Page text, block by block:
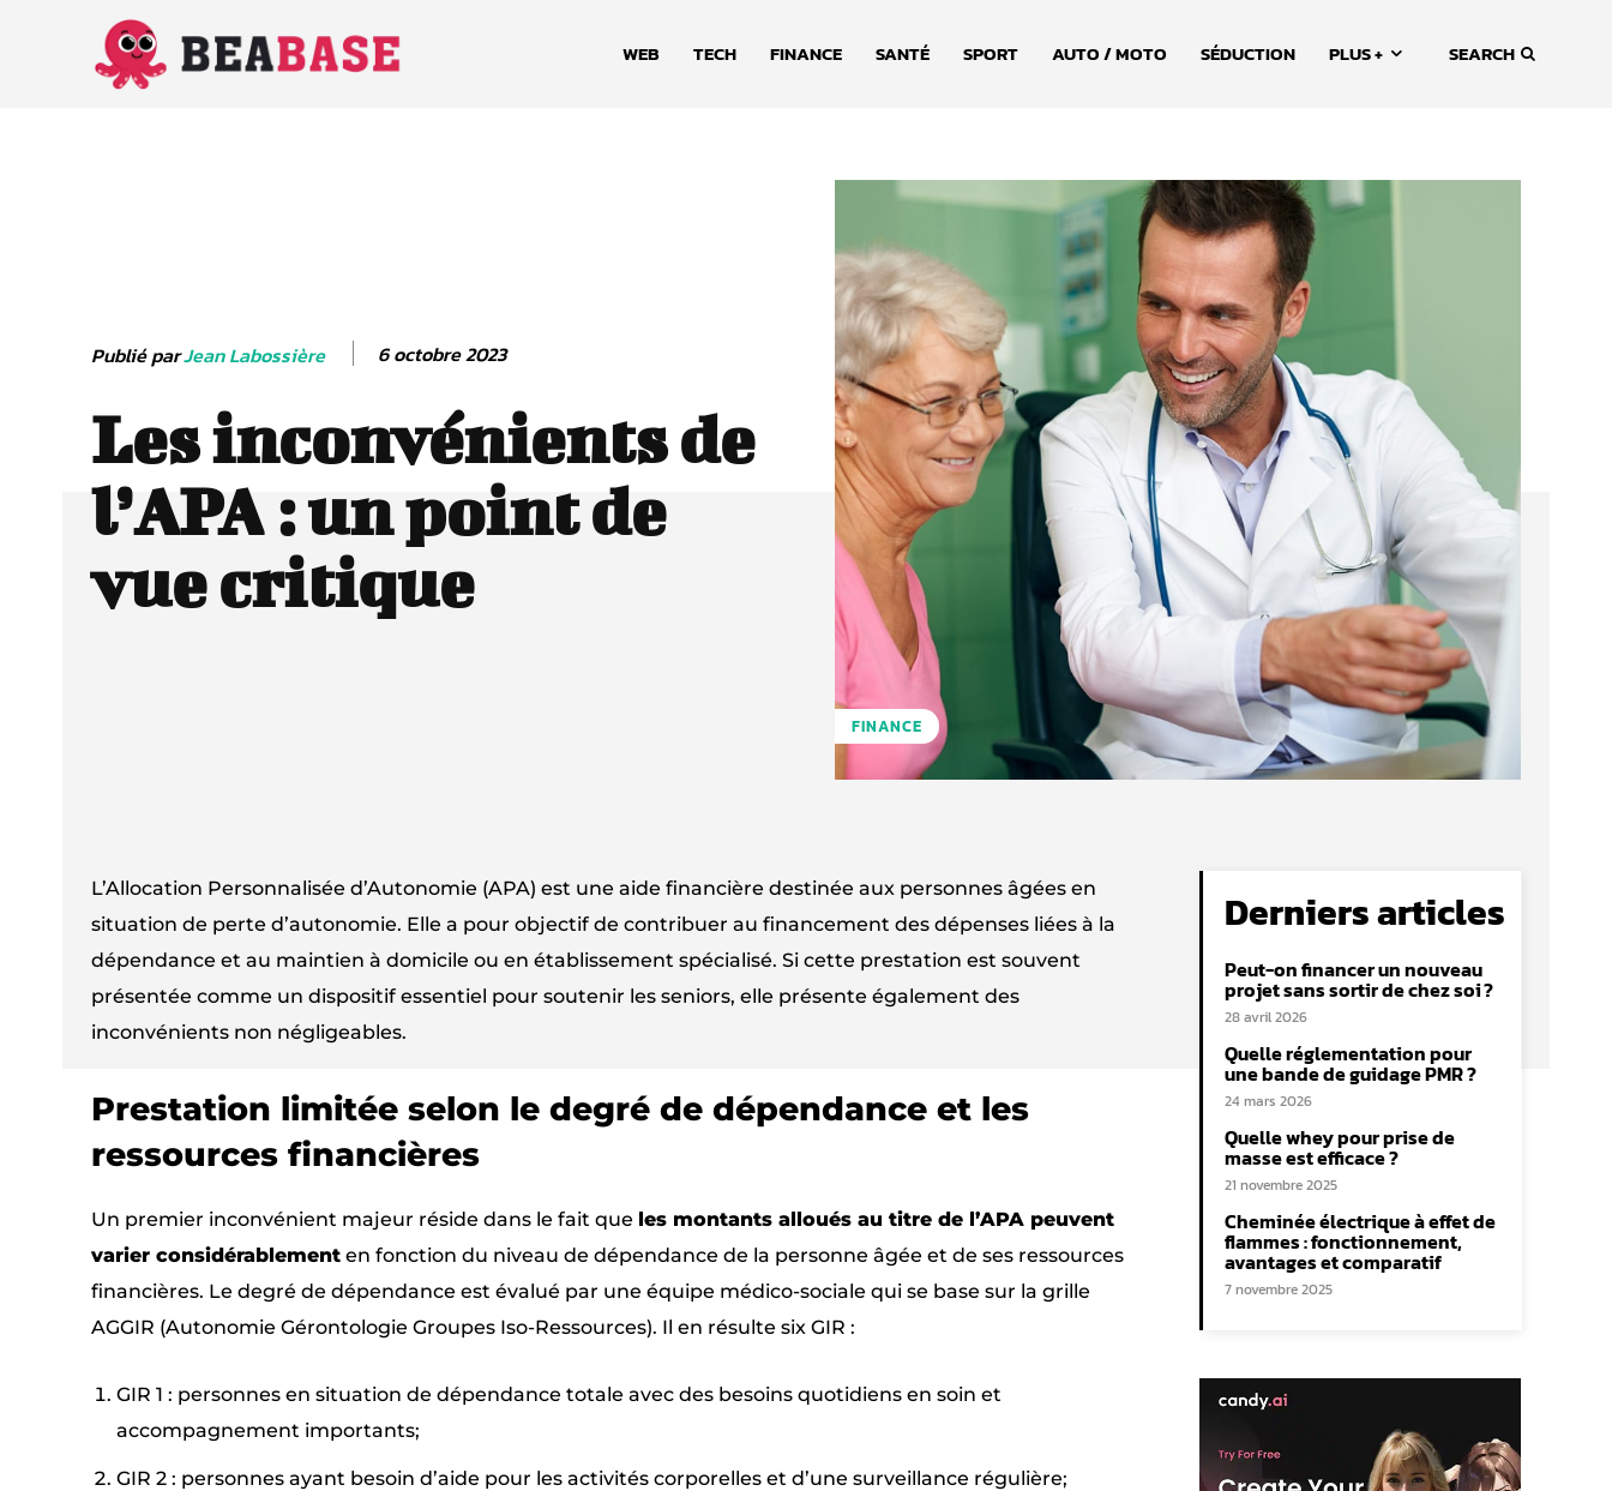
WEB TECH FINANCE SANTÉ SPORT AUTO / MOTO SÉDUCTION PLUS + SEARCH
Publié parJean Labossière 6 octobre 2023
Les inconvénients de
l’APA : un point de
vue critique
FINANCE
L’Allocation Personnalisée d’Autonomie (APA) est une aide financière destinée aux personnes âgées en
situation de perte d’autonomie. Elle a pour objectif de contribuer au financement des dépenses liées à la
dépendance et au maintien à domicile ou en établissement spécialisé. Si cette prestation est souvent
présentée comme un dispositif essentiel pour soutenir les seniors, elle présente également des
inconvénients non négligeables.
Prestation limitée selon le degré de dépendance et les
ressources financières
Un premier inconvénient majeur réside dans le fait que les montants alloués au titre de l’APA peuvent
varier considérablement en fonction du niveau de dépendance de la personne âgée et de ses ressources
financières. Le degré de dépendance est évalué par une équipe médico-sociale qui se base sur la grille
AGGIR (Autonomie Gérontologie Groupes Iso-Ressources). Il en résulte six GIR :
GIR 1 : personnes en situation de dépendance totale avec des besoins quotidiens en soin et
accompagnement importants;
GIR 2 : personnes ayant besoin d’aide pour les activités corporelles et d’une surveillance régulière;
Derniers articles
Peut-on financer un nouveau
projet sans sortir de chez soi ?
28 avril 2026
Quelle réglementation pour
une bande de guidage PMR ?
24 mars 2026
Quelle whey pour prise de
masse est efficace ?
21 novembre 2025
Cheminée électrique à effet de
flammes : fonctionnement,
avantages et comparatif
7 novembre 2025